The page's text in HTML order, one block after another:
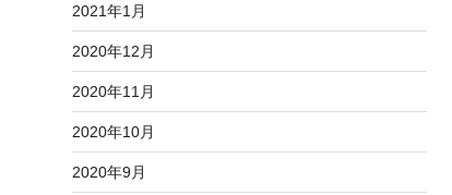
2021年1月
2020年12月
2020年11月
2020年10月
2020年9月